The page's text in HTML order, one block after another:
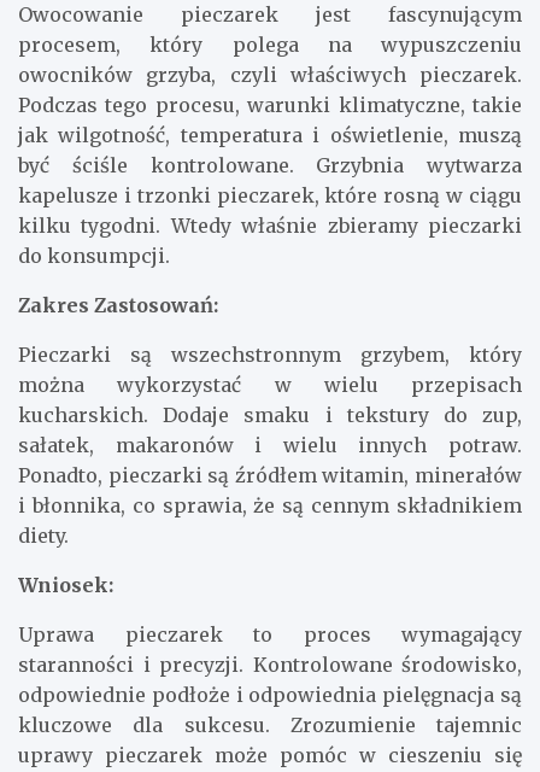
Owocowanie pieczarek jest fascynującym
procesem, który polega na wypuszczeniu
owocników grzyba, czyli właściwych pieczarek.
Podczas tego procesu, warunki klimatyczne, takie
jak wilgotność, temperatura i oświetlenie, muszą
być ściśle kontrolowane. Grzybnia wytwarza
kapelusze i trzonki pieczarek, które rosną w ciągu
kilku tygodni. Wtedy właśnie zbieramy pieczarki
do konsumpcji.
Zakres Zastosowań:
Pieczarki są wszechstronnym grzybem, który
można wykorzystać w wielu przepisach
kucharskich. Dodaje smaku i tekstury do zup,
sałatek, makaronów i wielu innych potraw.
Ponadto, pieczarki są źródłem witamin, minerałów
i błonnika, co sprawia, że są cennym składnikiem
diety.
Wniosek:
Uprawa pieczarek to proces wymagający
staranności i precyzji. Kontrolowane środowisko,
odpowiednie podłoże i odpowiednia pielęgnacja są
kluczowe dla sukcesu. Zrozumienie tajemnic
uprawy pieczarek może pomóc w cieszeniu się